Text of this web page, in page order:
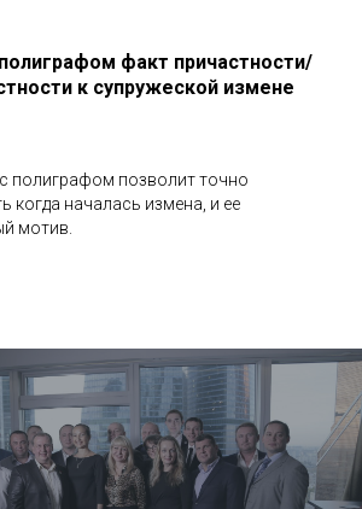
факт причастности/
к супружеской измене
полиграфом позволит точно
когда началась измена, и ее
мотив.